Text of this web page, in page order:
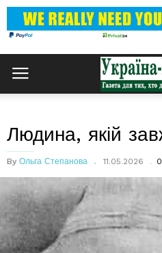
Людина, якій
By Ольга Степанова 11.05.2026